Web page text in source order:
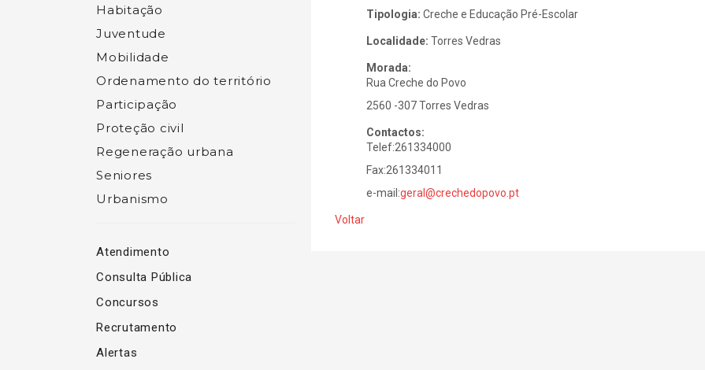
Habitação
Juventude
Mobilidade
Ordenamento do território
Participação
Proteção civil
Regeneração urbana
Seniores
Urbanismo
Atendimento
Consulta Pública
Concursos
Recrutamento
Alertas
Tipologia: Creche e Educação Pré-Escolar
Localidade: Torres Vedras
Morada:
Rua Creche do Povo
2560 -307 Torres Vedras
Contactos:
Telef:261334000
Fax:261334011
e-mail:geral@crechedopovo.pt
Voltar